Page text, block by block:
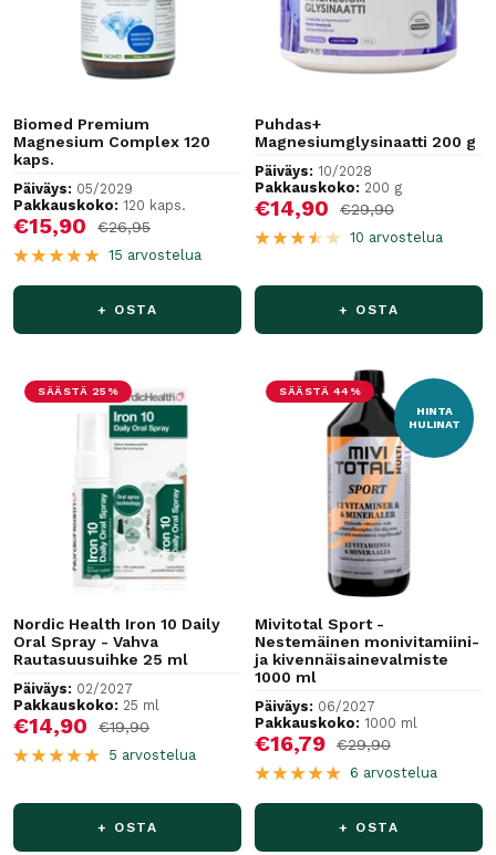
Biomed Premium
Magnesium Complex 120
kaps.
Päiväys: 05/2029
Pakkauskoko: 120 kaps.
Alennushinta
€15,90 Normaalihinta
€26,95
15 arvostelua
+ OSTA
Puhdas+
Magnesiumglysinaatti 200 g
Päiväys: 10/2028
Pakkauskoko: 200 g
Alennushinta
€14,90 Normaalihinta
€29,90
10 arvostelua
+ OSTA
SÄÄSTÄ 25%
Nordic Health Iron 10 Daily
Oral Spray - Vahva
Rautasuusuihke 25 ml
Päiväys: 02/2027
Pakkauskoko: 25 ml
Alennushinta
€14,90 Normaalihinta
€19,90
5 arvostelua
+ OSTA
HINTA
HULINAT
SÄÄSTÄ 44%
Mivitotal Sport -
Nestemäinen monivitamiini-
ja kivennäisainevalmiste
1000 ml
Päiväys: 06/2027
Pakkauskoko: 1000 ml
Alennushinta
€16,79 Normaalihinta
€29,90
6 arvostelua
+ OSTA